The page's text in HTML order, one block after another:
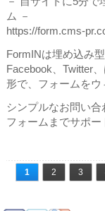
ム －
https://form.cms-
FormINは埋め込み
Facebook、Twitter
形で、フォームをウ
シンプルなお問い
フォームまでサポー
ページ1 2 3